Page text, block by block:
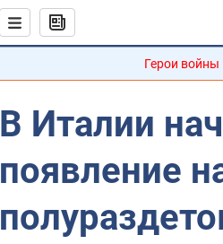
Герои войны
В Италии
появление